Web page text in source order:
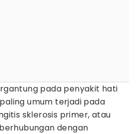
pada penyakit hati
umum terjadi pada
sklerosis primer, atau
dengan